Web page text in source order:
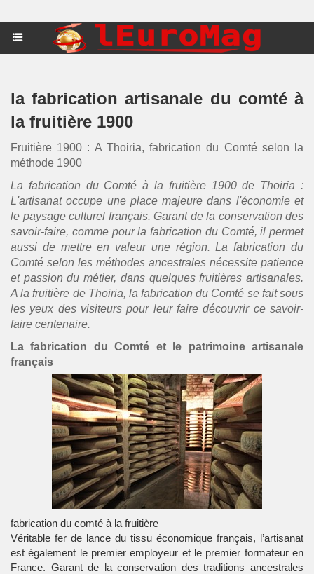
la fabrication artisanale du comté à
la fruitière 1900
Fruitière 1900 : A Thoiria, fabrication du Comté selon la
méthode 1900
La fabrication du Comté à la fruitière 1900 de Thoiria :
L'artisanat occupe une place majeure dans l'économie et
le paysage culturel français. Garant de la conservation des
savoir-faire, comme pour la fabrication du Comté, il permet
aussi de mettre en valeur une région. La fabrication du
Comté selon les méthodes ancestrales nécessite patience
et passion du métier, dans quelques fruitières artisanales.
A la fruitière de Thoiria, la fabrication du Comté se fait sous
les yeux des visiteurs pour leur faire découvrir ce savoir-
faire centenaire.
La fabrication du Comté et le patrimoine artisanale
français
fabrication du comté à la fruitière
Véritable fer de lance du tissu économique français, l’artisanat
est également le premier employeur et le premier formateur en
France. Garant de la conservation des traditions ancestrales